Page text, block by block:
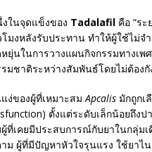
ในจุดแข็งของ Tadalafil คือ “ร
มงหลังรับประทาน ทำให้ผู้ใช้ไม่จ
ยุ่นในการวางแผนกิจกรรมทางเพ
มชาติระหว่างสัมพันธ์โดยไม่ต้องกั
ง่ของผู้ที่เหมาะสมApcalis มักถูกเ
ตั้งแต่ระดับเล็กน้อยถึง
ที่เคยมีประสบการณ์กับยาในกลุ่ม
ม ผู้ที่มีปัญหาหัวใจรุนแรง ใช้ยาไ